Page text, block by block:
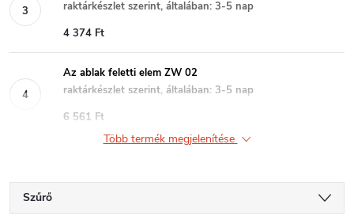
raktárkészlet szerint, általában: 3-5 nap
4 374 Ft
Az ablak feletti elem ZW 02
raktárkészlet szerint, általában: 3-5 nap
6 561 Ft
Több termék megjelenítése
Szűrő